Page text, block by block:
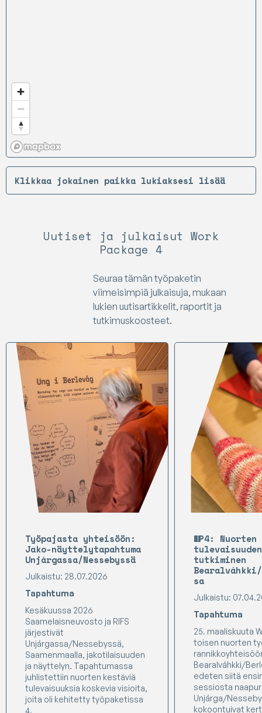
Klikkaa jokainen paikka lukiaksesi lisää
Uutiset ja julkaisut Work
Package 4
Seuraa tämän työpaketin
viimeisimpiä julkaisuja, mukaan
lukien uutisartikkelit, raportit ja
tutkimuskoosteet.
Työpajasta yhteisöön:
Jako-näyttelytapahtuma
Unjárgassa/Nessebyssä
Julkaistu: 28.07.2026
Tapahtuma
Kesäkuussa 2026
Saamelaisneuvosto ja RIFS
järjestivät
Unjárgassa/Nessebyssä,
Saamenmaalla, jakotilaisuuden
ja näyttelyn. Tapahtumassa
juhlistettiin nuorten kestäviä
tulevaisuuksia koskevia visioita,
joita oli kehitetty työpaketissa
4.
WP4: Nuorten
tutkiminen
sa
Julkaistu:
Tapahtuma
25. maaliskuuta
toisen nuorten
Bearalváhkki/
edeten siitä
sessiosta
Unjárga/
kokoontuivat